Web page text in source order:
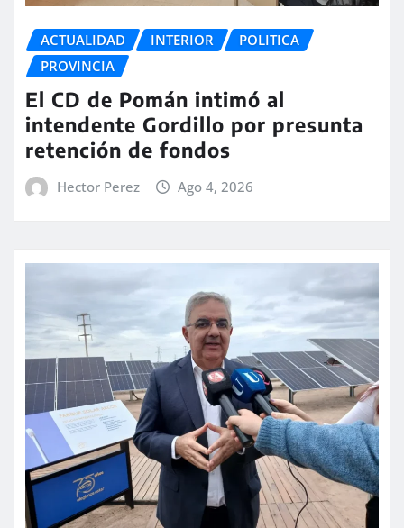
ACTUALIDAD INTERIOR
POLITICA
PROVINCIA
El CD de Pomán intimó al
intendente Gordillo por presunta
retención de fondos
Hector Perez Ago 4, 2026